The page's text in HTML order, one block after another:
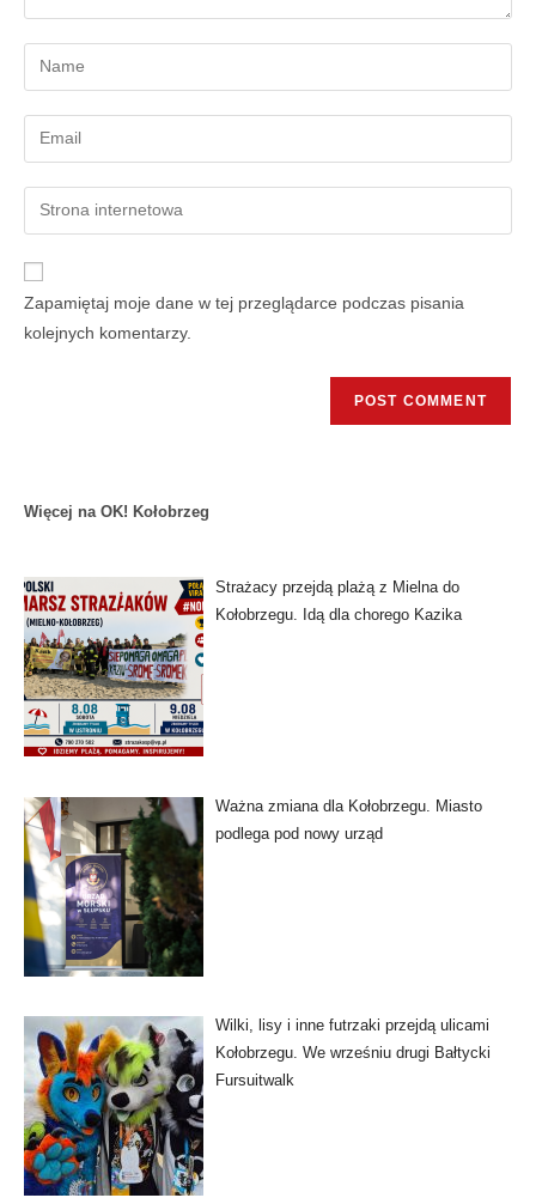
Zapamiętaj moje dane w tej przeglądarce podczas pisania
kolejnych komentarzy.
Więcej na OK! Kołobrzeg
Strażacy przejdą plażą z Mielna do
Kołobrzegu. Idą dla chorego Kazika
Ważna zmiana dla Kołobrzegu. Miasto
podlega pod nowy urząd
Wilki, lisy i inne futrzaki przejdą ulicami
Kołobrzegu. We wrześniu drugi Bałtycki
Fursuitwalk